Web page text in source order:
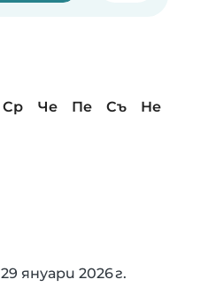
Ср Че Пе Съ
Не
29 януари 2026 г.